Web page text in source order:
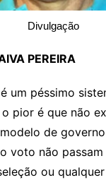
Divulgação
PEREIRA
um péssimo
pior é que não
de
voto não passam
ou